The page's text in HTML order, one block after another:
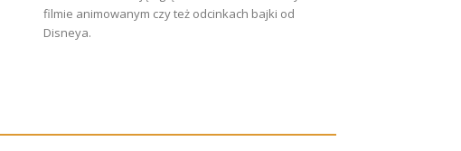
filmie animowanym czy też odcinkach bajki od
Disneya.